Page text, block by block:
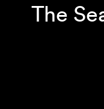
The